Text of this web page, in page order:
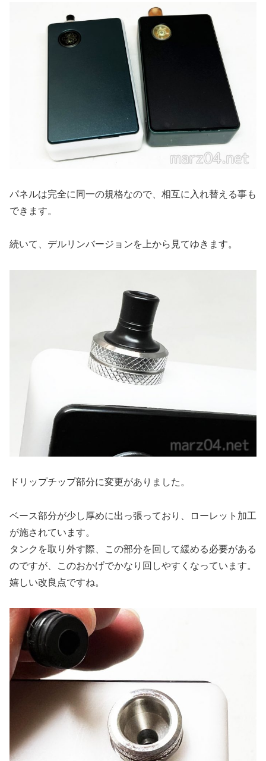
パネルは完全に同一の規格なので、相互に入れ替える事も
できます。
続いて、デルリンバージョンを上から見てゆきます。
ドリップチップ部分に変更がありました。
ベース部分が少し厚めに出っ張っており、ローレット加工
が施されています。
タンクを取り外す際、この部分を回して緩める必要がある
のですが、このおかげでかなり回しやすくなっています。
嬉しい改良点ですね。